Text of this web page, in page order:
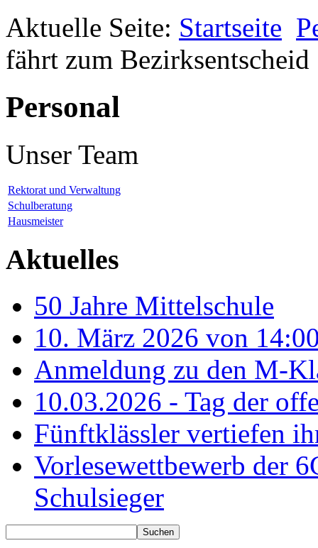
Aktuelle Seite: Startseite
fährt zum Bezirksentscheid
Personal
Unser Team
Rektorat und Verwaltung
Schulberatung
Hausmeister
Aktuelles
50 Jahre Mittelschule
10. März 2026 von
Anmeldung zu den M-
10.03.2026 - Tag der
Fünftklässler vertiefen
Vorlesewettbewerb der
Schulsieger